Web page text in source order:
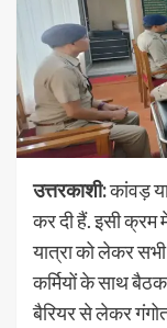
उत्तरकाशी:कांवड़
कर दी हैं. इसी क्रम
यात्रा को लेकर
कर्मियों के साथ
बैरियर से लेकर